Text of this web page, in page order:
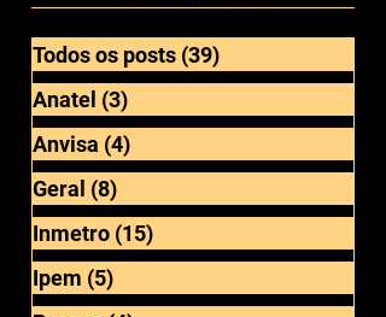
Todos os posts (39)
Anatel (3)
Anvisa (4)
Geral (8)
Inmetro (15)
Ipem (5)